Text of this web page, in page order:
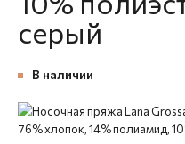
серый
В наличии